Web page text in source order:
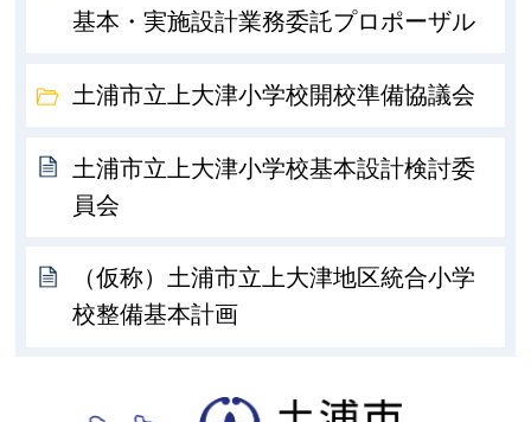
基本・実施設計業務委託プロポーザル
土浦市立上大津小学校開校準備協議会
土浦市立上大津小学校基本設計検討委
員会
（仮称）土浦市立上大津地区統合小学
校整備基本計画